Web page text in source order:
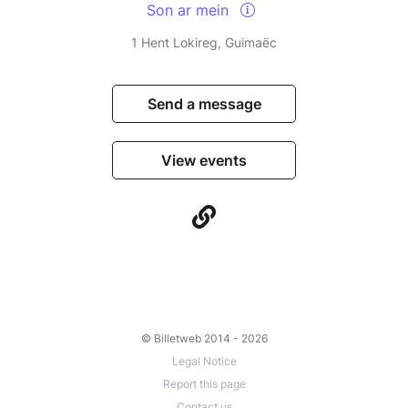
Son ar mein
1 Hent Lokireg, Guimaëc
Send a message
View events
© Billetweb 2014 - 2026
Legal Notice
Report this page